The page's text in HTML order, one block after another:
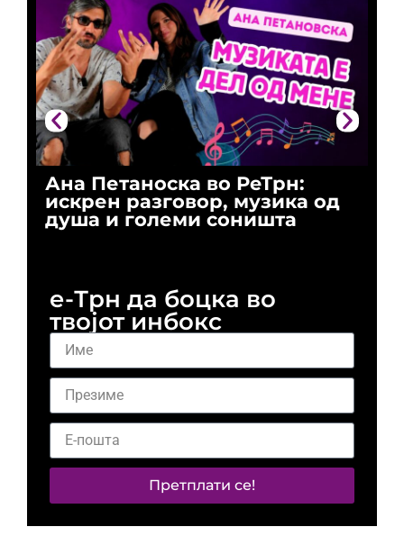
Ана Петаноска во РеТрн:
искрен разговор, музика од
душа и големи соништа
е-Трн да боцка во
твојот инбокс
Претплати се!